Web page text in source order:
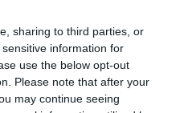
sharing to third parties, or
information for
use the below opt-out
Please note that after your
may continue seeing
problémáik, mint
gyerekek sajnos
túl keveset
és a szabadban